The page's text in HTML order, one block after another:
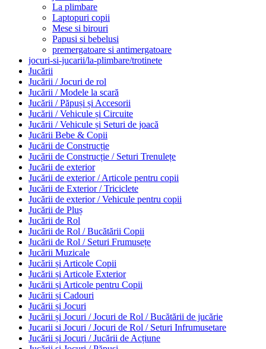
La plimbare
Laptopuri copii
Mese si birouri
Papusi si bebelusi
premergatoare si antimergatoare
jocuri-si-jucarii/la-plimbare/trotinete
Jucării
Jucării / Jocuri de rol
Jucării / Modele la scară
Jucării / Păpuși și Accesorii
Jucării / Vehicule și Circuite
Jucării / Vehicule și Seturi de joacă
Jucării Bebe & Copii
Jucării de Construcție
Jucării de Construcție / Seturi Trenulețe
Jucării de exterior
Jucării de exterior / Articole pentru copii
Jucării de Exterior / Triciclete
Jucării de exterior / Vehicule pentru copii
Jucării de Pluș
Jucării de Rol
Jucării de Rol / Bucătării Copii
Jucării de Rol / Seturi Frumusețe
Jucării Muzicale
Jucării și Articole Copii
Jucării și Articole Exterior
Jucării și Articole pentru Copii
Jucării și Cadouri
Jucării și Jocuri
Jucării și Jocuri / Jocuri de Rol / Bucătării de jucărie
Jucarii si Jocuri / Jocuri de Rol / Seturi Infrumusetare
Jucării și Jocuri / Jucării de Acțiune